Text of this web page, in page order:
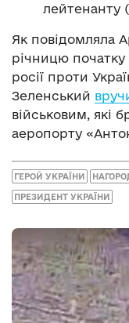
лейтенанту
Як повідомляла
річницю початку
росії проти
Зеленський
військовим, які
аеропорту
ГЕРОЙ УКРАЇНИ
ПРЕЗИДЕНТ УКРАЇНИ